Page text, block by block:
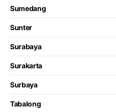
Sumedang
Sunter
Surabaya
Surakarta
Surbaya
Tabalong